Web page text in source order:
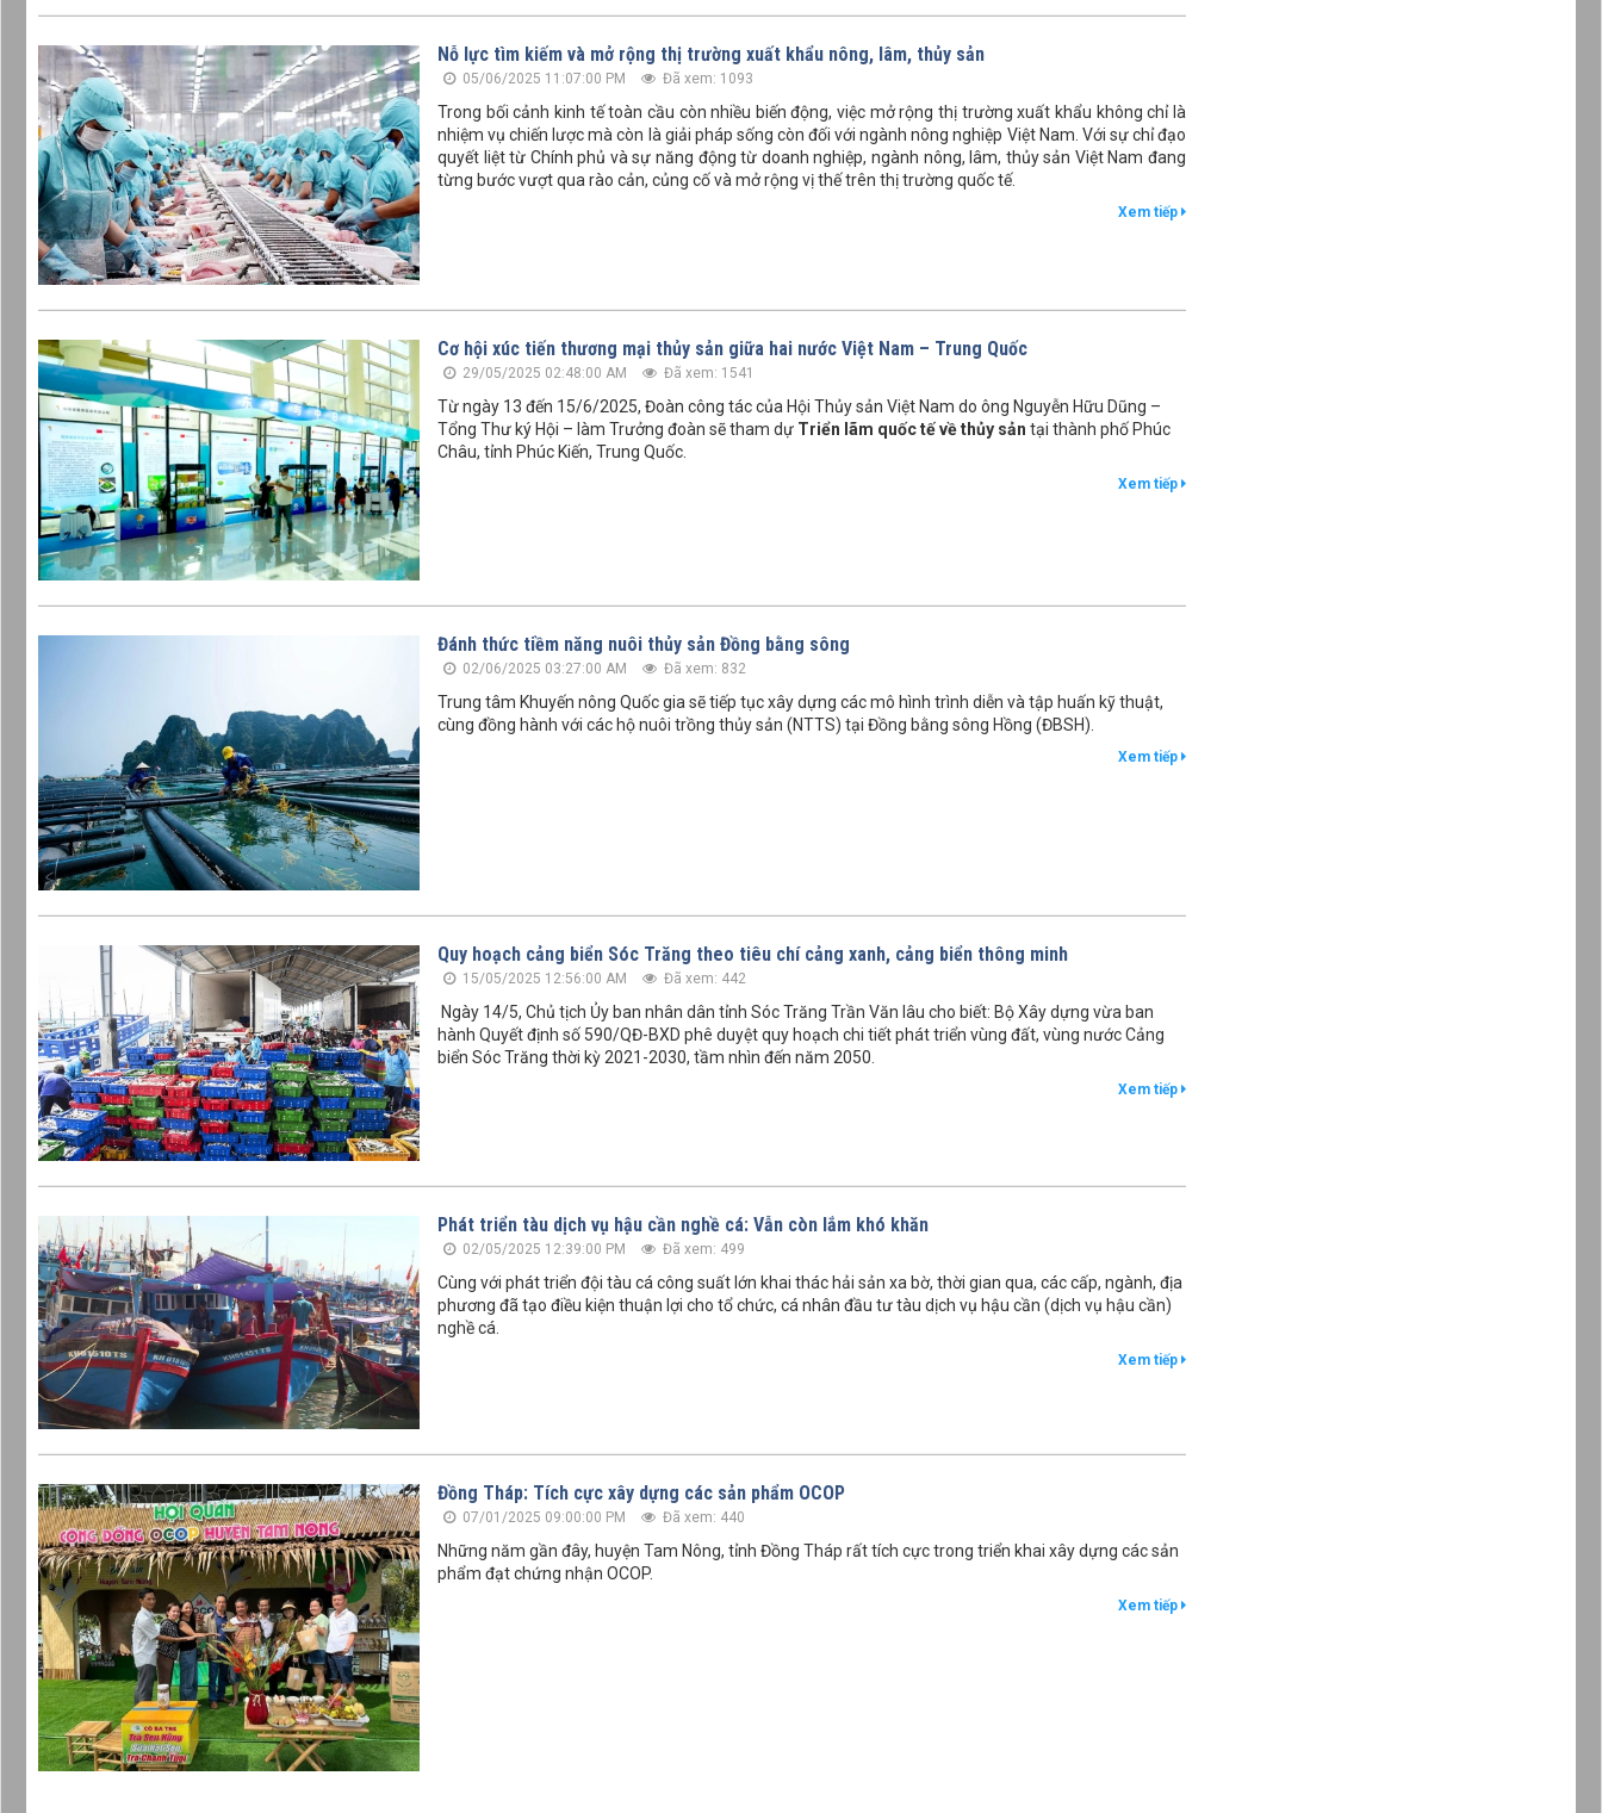
Nỗ lực tìm kiếm và mở rộng thị trường xuất khẩu nông, lâm, thủy sản
05/06/2025 11:07:00 PM Đã xem: 1093
Trong bối cảnh kinh tế toàn cầu còn nhiều biến động, việc mở rộng thị trường xuất khẩu không chỉ là
nhiệm vụ chiến lược mà còn là giải pháp sống còn đối với ngành nông nghiệp Việt Nam. Với sự chỉ đạo
quyết liệt từ Chính phủ và sự năng động từ doanh nghiệp, ngành nông, lâm, thủy sản Việt Nam đang
từng bước vượt qua rào cản, củng cố và mở rộng vị thế trên thị trường quốc tế.
Xem tiếp
Cơ hội xúc tiến thương mại thủy sản giữa hai nước Việt Nam – Trung Quốc
29/05/2025 02:48:00 AM Đã xem: 1541
Từ ngày 13 đến 15/6/2025, Đoàn công tác của Hội Thủy sản Việt Nam do ông Nguyễn Hữu Dũng –
Tổng Thư ký Hội – làm Trưởng đoàn sẽ tham dự Triển lãm quốc tế về thủy sản tại thành phố Phúc
Châu, tỉnh Phúc Kiến, Trung Quốc.
Xem tiếp
Đánh thức tiềm năng nuôi thủy sản Đồng bằng sông
02/06/2025 03:27:00 AM Đã xem: 832
Trung tâm Khuyến nông Quốc gia sẽ tiếp tục xây dựng các mô hình trình diễn và tập huấn kỹ thuật,
cùng đồng hành với các hộ nuôi trồng thủy sản (NTTS) tại Đồng bằng sông Hồng (ĐBSH).
Xem tiếp
Quy hoạch cảng biển Sóc Trăng theo tiêu chí cảng xanh, cảng biển thông minh
15/05/2025 12:56:00 AM Đã xem: 442
Ngày 14/5, Chủ tịch Ủy ban nhân dân tỉnh Sóc Trăng Trần Văn lâu cho biết: Bộ Xây dựng vừa ban
hành Quyết định số 590/QĐ-BXD phê duyệt quy hoạch chi tiết phát triển vùng đất, vùng nước Cảng
biển Sóc Trăng thời kỳ 2021-2030, tầm nhìn đến năm 2050.
Xem tiếp
Phát triển tàu dịch vụ hậu cần nghề cá: Vẫn còn lắm khó khăn
02/05/2025 12:39:00 PM Đã xem: 499
Cùng với phát triển đội tàu cá công suất lớn khai thác hải sản xa bờ, thời gian qua, các cấp, ngành, địa
phương đã tạo điều kiện thuận lợi cho tổ chức, cá nhân đầu tư tàu dịch vụ hậu cần (dịch vụ hậu cần)
nghề cá.
Xem tiếp
Đồng Tháp: Tích cực xây dựng các sản phẩm OCOP
07/01/2025 09:00:00 PM Đã xem: 440
Những năm gần đây, huyện Tam Nông, tỉnh Đồng Tháp rất tích cực trong triển khai xây dựng các sản
phẩm đạt chứng nhận OCOP.
Xem tiếp